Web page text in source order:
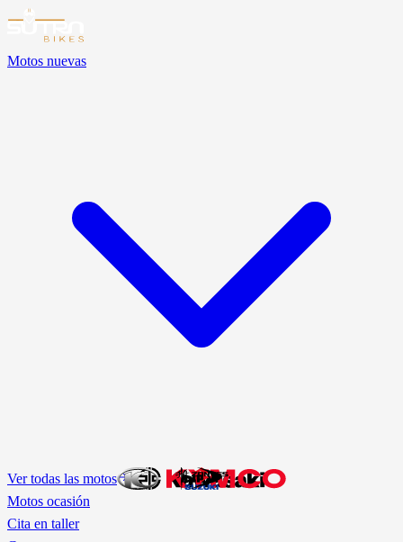
Motos nuevas
Ver todas las motos
Motos ocasión
Cita en taller